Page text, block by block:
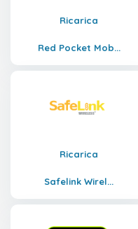
Ricarica
Red Pocket Mob...
Ricarica
Safelink Wirel...